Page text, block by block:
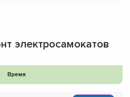
электросамокатов
Время